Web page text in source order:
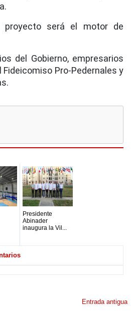
proyecto será el motor de
del Gobierno, empresarios
Pro-Pedernales y
Presidente
Abinader
inaugura la Vil...
Entrada antigua